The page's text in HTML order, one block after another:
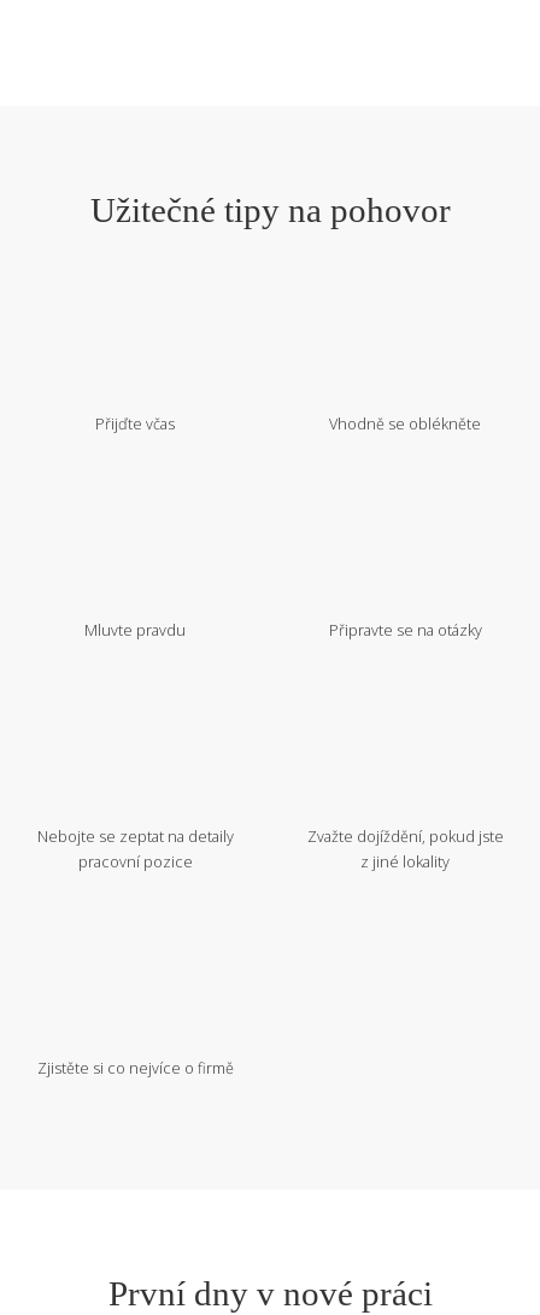
Užitečné tipy na pohovor
Přijďte včas Vhodně se oblékněte
Mluvte pravdu Připravte se na otázky
Nebojte se zeptat na detaily
pracovní pozice
Zvažte dojíždění, pokud jste
z jiné lokality
Zjistěte si co nejvíce o firmě
První dny v nové práci